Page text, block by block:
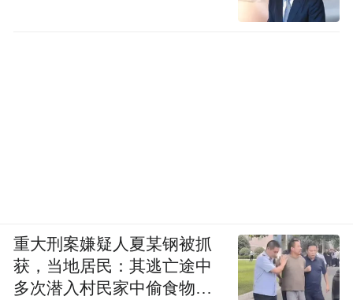
重大刑案嫌疑人夏某钢被抓
获，当地居民：其逃亡途中
多次潜入村民家中偷食物被